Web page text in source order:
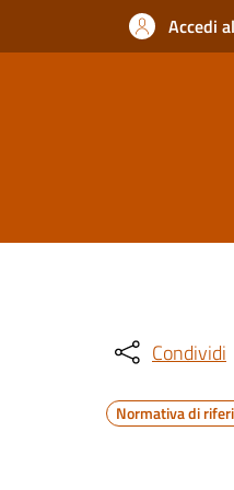
Accedi
Condividi
Normativa di